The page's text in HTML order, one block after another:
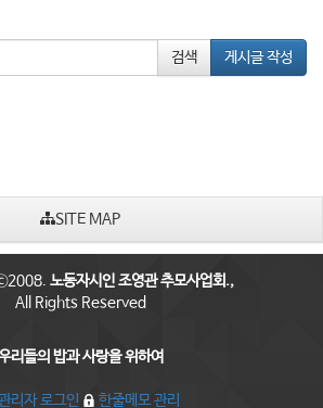
게시글 작성
SITE MAP
노동자시인 조영관 추모사업회.,
All Rights Reserved
리들의 밥과 사랑을 위하여
리자 로그인 한줄메모 관리